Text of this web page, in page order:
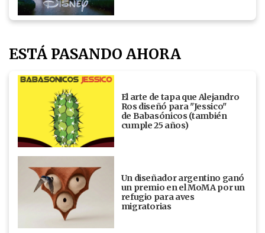
ESTÁ PASANDO AHORA
El arte de tapa que Alejandro
Ros diseñó para "Jessico"
de Babasónicos (también
cumple 25 años)
Un diseñador argentino ganó
un premio en el MoMA por un
refugio para aves
migratorias